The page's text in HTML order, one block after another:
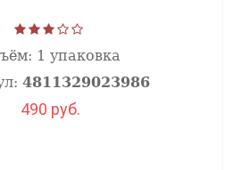
1 упаковка
4811329023986
490 руб.